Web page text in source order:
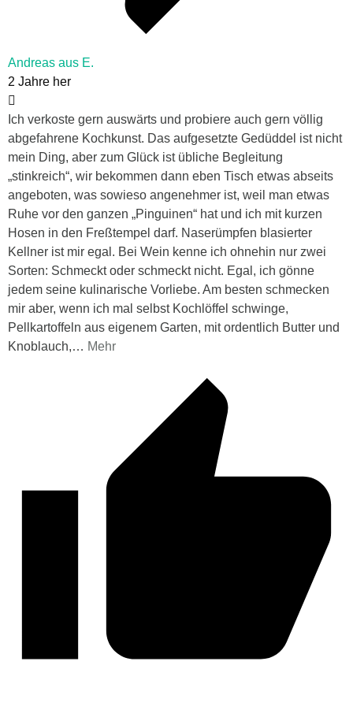
Andreas aus E.
2 Jahre her
Ich verkoste gern auswärts und probiere auch gern völlig
abgefahrene Kochkunst. Das aufgesetzte Gedüddel ist nicht
mein Ding, aber zum Glück ist übliche Begleitung
„stinkreich“, wir bekommen dann eben Tisch etwas abseits
angeboten, was sowieso angenehmer ist, weil man etwas
Ruhe vor den ganzen „Pinguinen“ hat und ich mit kurzen
Hosen in den Freßtempel darf. Naserümpfen blasierter
Kellner ist mir egal. Bei Wein kenne ich ohnehin nur zwei
Sorten: Schmeckt oder schmeckt nicht. Egal, ich gönne
jedem seine kulinarische Vorliebe. Am besten schmecken
mir aber, wenn ich mal selbst Kochlöffel schwinge,
Pellkartoffeln aus eigenem Garten, mit ordentlich Butter und
Knoblauch,… Mehr